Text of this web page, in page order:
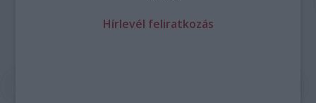
Hírlevél feliratkozás